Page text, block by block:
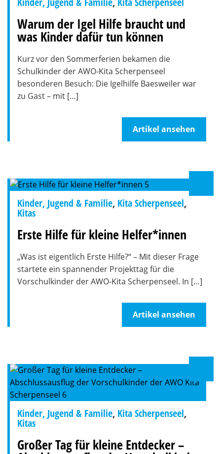
Warum der Igel Hilfe braucht und
was Kinder dafür tun können
Kurz vor den Sommerferien bekamen die
Schulkinder der AWO-Kita Scherpenseel
besonderen Besuch: Die Igelhilfe Baesweiler war
zu Gast – mit […]
Artikel ansehen
Kinder, Jugend & Familie, Kita Scherpenseel,
Kitas
Erste Hilfe für kleine Helfer*innen
„Was ist eigentlich Erste Hilfe?“ – Mit dieser Frage
startete ein spannender Projekttag für die
Vorschulkinder der AWO-Kita Scherpenseel. In […]
Artikel ansehen
Kinder, Jugend & Familie, Kita Scherpenseel,
Kitas
Großer Tag für kleine Entdecker –